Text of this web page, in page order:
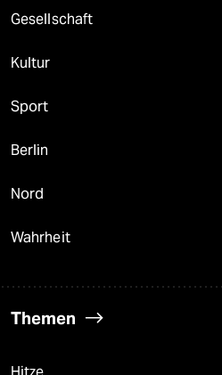
Gesellschaft
Kultur
Sport
Berlin
Nord
Wahrheit
Themen